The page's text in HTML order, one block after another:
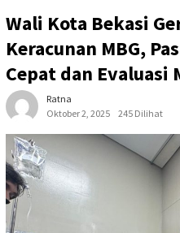
Wali Kota Bekasi
Keracunan MBG,
Cepat dan Evaluasi
Ratna
Oktober 2, 2025
245 Dilihat